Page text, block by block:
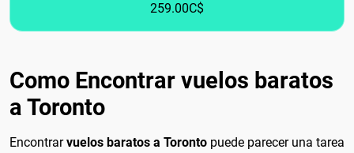
259.00C$
Como Encontrar vuelos baratos
a Toronto
Encontrarvuelos baratos a Toronto puede parecer una tarea